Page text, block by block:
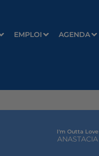
EMPLOI AGENDA
I'm Outta Love
ANASTACIA